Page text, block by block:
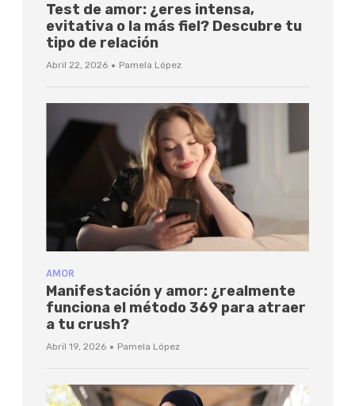
Test de amor: ¿eres intensa,
evitativa o la más fiel? Descubre tu
tipo de relación
Abril 22, 2026 · Pamela López
AMOR
Manifestación y amor: ¿realmente
funciona el método 369 para atraer
a tu crush?
Abril 19, 2026 · Pamela López